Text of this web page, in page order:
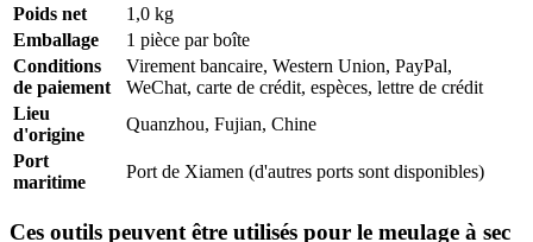
Poids net
1,0 kg
Emballage
1 pièce par boîte
Conditions
de paiement
Virement bancaire, Western Union, PayPal,
WeChat, carte de crédit, espèces, lettre de crédit
Lieu
d'origine
Quanzhou, Fujian, Chine
Port
maritime
Port de Xiamen (d'autres ports sont disponibles)
Ces outils peuvent être utilisés pour le meulage à sec